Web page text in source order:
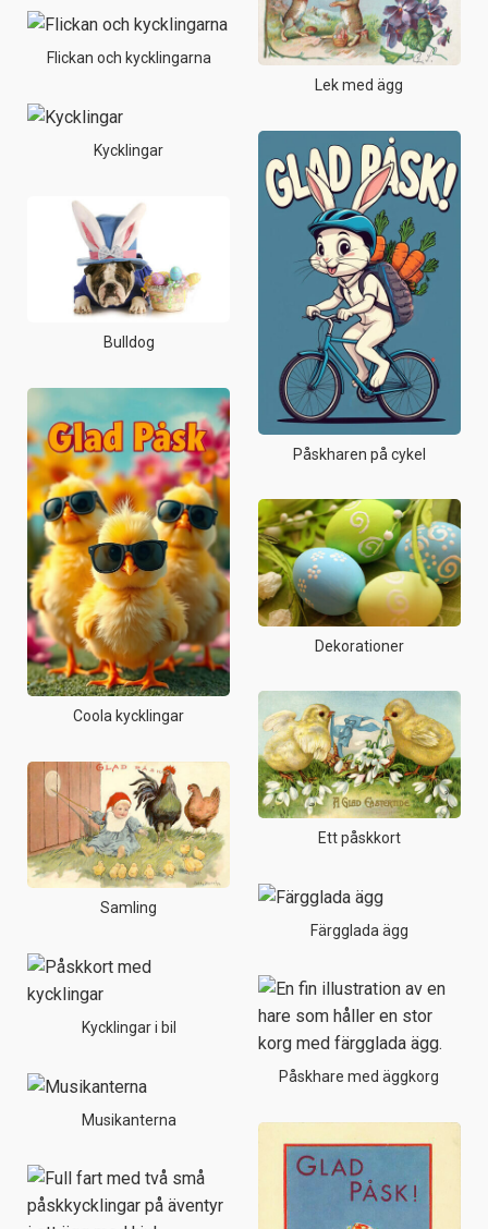
Flickan och kycklingarna
Kycklingar
Bulldog
Coola kycklingar
Samling
Kycklingar i bil
Musikanterna
Lek med ägg
Påskharen på cykel
Dekorationer
Ett påskkort
Färgglada ägg
Påskhare med äggkorg